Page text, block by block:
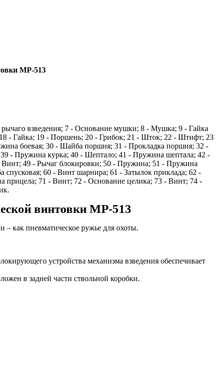
МР-513
взведения; 7 - Основание мушки; 8 - Мушка; 9 - Гайка
- Гайка; 19 - Поршень; 20 - Грибок; 21 - Шток; 22 - Штифт; 23
боевая; 30 - Шайба поршня; 31 - Прокладка поршня; 32 -
- Пружина курка; 40 - Шептало; 41 - Пружина шептала; 42 -
49 - Рычаг блокировки; 50 - Пружина; 51 - Пружина
60 - Винт шарнира; 61 - Затылок приклада; 62 -
71 - Винт; 72 - Основание целика; 73 - Винт; 74 -
винтовки МР-513
как пневматическое ружье для охоты.
устройства механизма взведения обеспечивает
в задней части ствольной коробки.